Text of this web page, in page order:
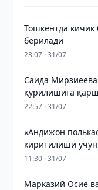
Тошкентда кичик
берилади
23:07 · 31/07
Саида
қурилишига
22:57 · 31/07
«Андижон
киритилиши
11:30 · 31/07
Марказий Осиё